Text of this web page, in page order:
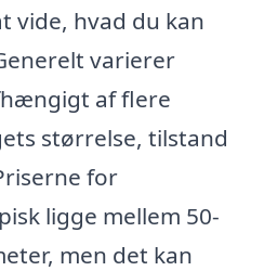
vide, hvad du kan
varierer
af flere
størrelse, tilstand
for
ligge mellem 50-
men det kan